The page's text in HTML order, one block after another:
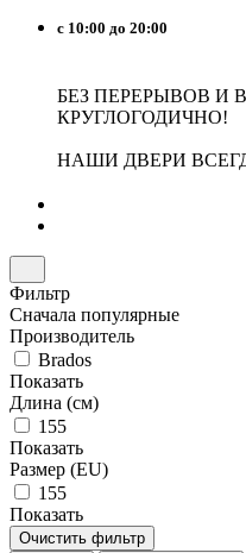
с 10:00 до 20:00
БЕЗ ПЕРЕРЫВОВ И
КРУГЛОГОДИЧНО!
НАШИ ДВЕРИ
Фильтр
Сначала популярные
Производитель
Brados
Показать
Длина (см)
155
Показать
Размер (EU)
155
Показать
Очистить фильтр